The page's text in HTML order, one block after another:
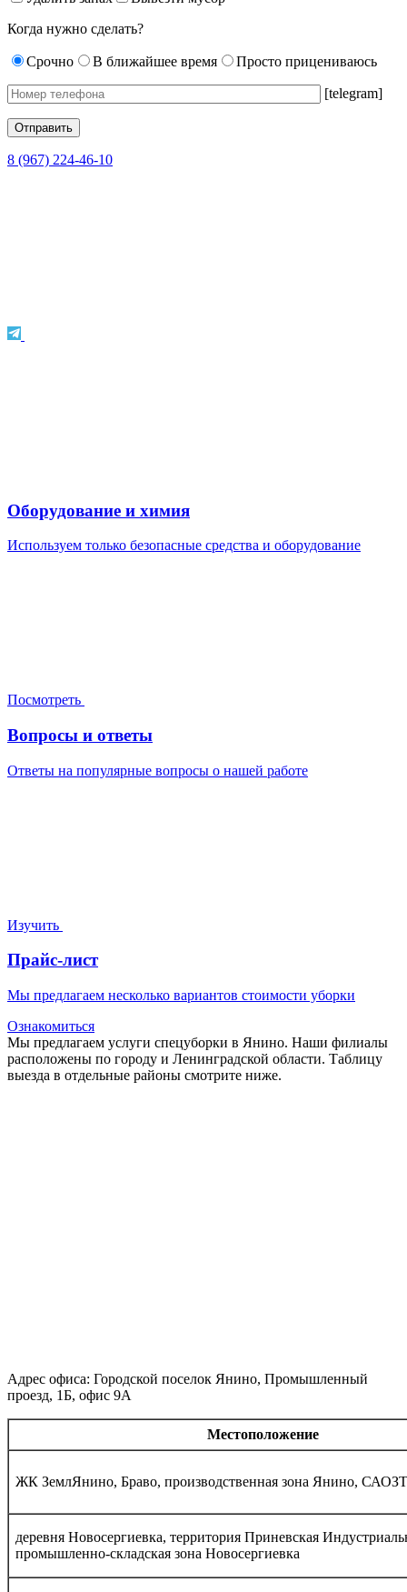
Когда нужно сделать?
Срочно В ближайшее время Просто прицениваюсь
[telegram]
8 (967) 224-46-10
Оборудование и химия
Используем только безопасные средства и оборудование
Посмотреть
Вопросы и ответы
Ответы на популярные вопросы о нашей работе
Изучить
Прайс-лист
Мы предлагаем несколько вариантов стоимости уборки
Ознакомиться
Мы предлагаем услуги спецуборки в Янино. Наши филиалы
расположены по городу и Ленинградской области. Таблицу
выезда в отдельные районы смотрите ниже.
Адрес офиса: Городской поселок Янино, Промышленный
проезд, 1Б, офис 9А
Местоположение
ЖК ЗемлЯнино, Браво, производственная зона Янино,
деревня Новосергиевка, территория Приневская
промышленно-складская зона Новосергиевка